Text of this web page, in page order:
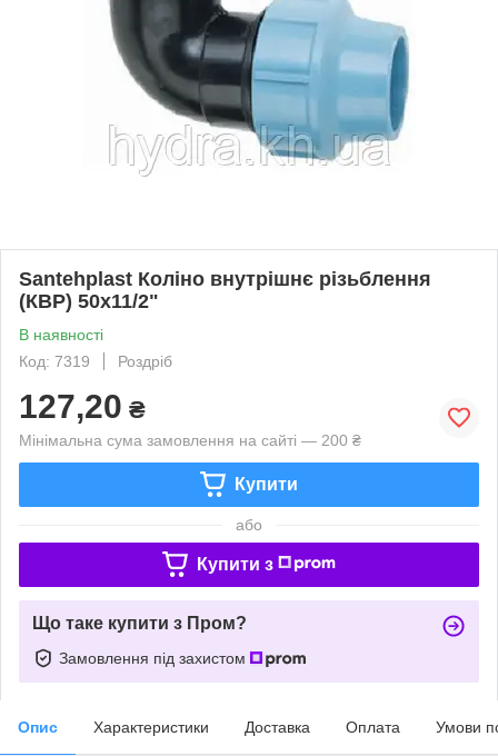
Santehplast Коліно внутрішнє різьблення
(КВР) 50x11/2"
В наявності
Код: 7319
Роздріб
127,20 ₴
Мінімальна сума замовлення на сайті — 200 ₴
Купити
або
Купити з
Що таке купити з Пром?
Замовлення під захистом
Опис Характеристики Доставка Оплата Умови